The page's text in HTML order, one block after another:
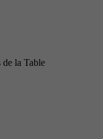
la Table